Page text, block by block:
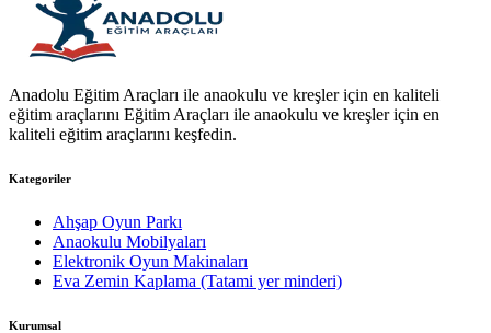
Anadolu Eğitim Araçları ile anaokulu ve kreşler için en kaliteli
eğitim araçlarını Eğitim Araçları ile anaokulu ve kreşler için en
kaliteli eğitim araçlarını keşfedin.
Kategoriler
Ahşap Oyun Parkı
Anaokulu Mobilyaları
Elektronik Oyun Makinaları
Eva Zemin Kaplama (Tatami yer minderi)
Kurumsal